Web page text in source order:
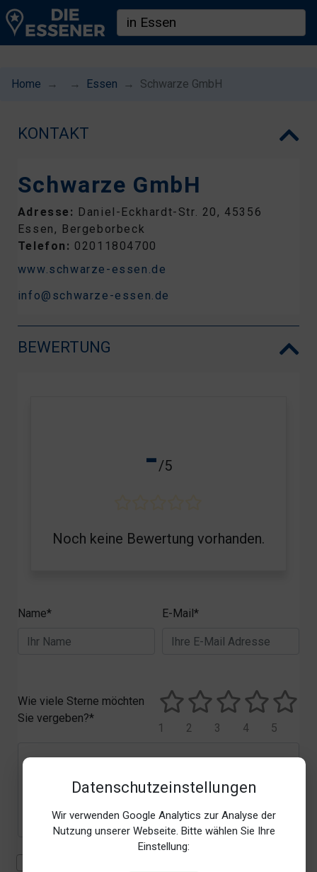
Datenschutzeinstellungen
Wir verwenden Google Analytics zur Analyse der
Nutzung unserer Webseite. Bitte wählen Sie Ihre
Einstellung:
Home Essen Schwarze GmbH
KONTAKT
Schwarze GmbH
Adresse: Daniel-Eckhardt-Str. 20, 45356
Essen, Bergeborbeck
Telefon: 02011804700
www.schwarze-essen.de
info@schwarze-essen.de
BEWERTUNG
-/5
Noch keine Bewertung vorhanden.
Name* E-Mail*
Wie viele Sterne möchten
Sie vergeben?*
5
4
3
2
1